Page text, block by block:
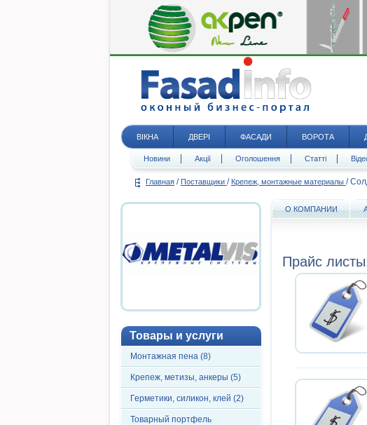
ВІКНА ДВЕРІ ФАСАДИ ВОРОТА
Новини Акції Оголошення Статті
Главная / Поставщики / Крепеж, монтажные материалы /
Товары и услуги
Монтажная пена (8)
Крепеж, метизы, анкеры (5)
Герметики, силикон, клей (2)
Товарный портфель
О КОМПАНИИ
Прайс